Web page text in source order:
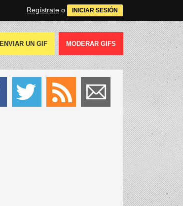
Regístrate o INICIAR SESIÓN
ENVIAR UN GIF MODERAR GIFS